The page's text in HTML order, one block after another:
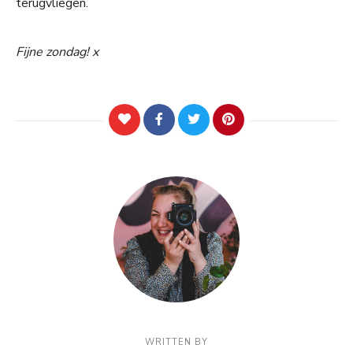
Fijne zondag! x
WRITTEN BY